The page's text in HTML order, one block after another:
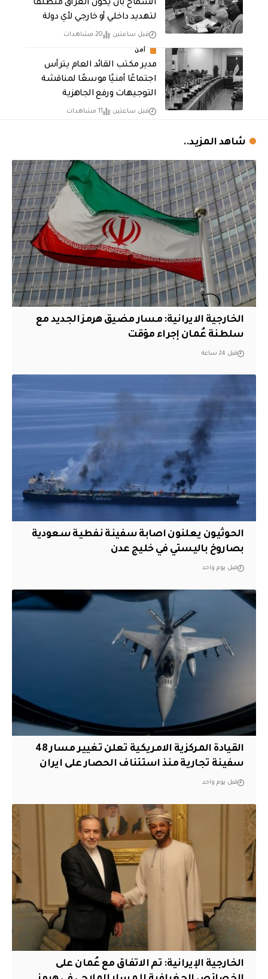
السماح بأن يكون العراق منطلقاً
لتهديد داخلي أو خارجي لأي دولة
قبل ساعتين 20 مشاهدات
أمن
مدير مكتب القائد العام يترأس
اجتماعًا أمنيًا موسعًا لمناقشة
التوجيهات ورفع الجاهزية
قبل ساعتين 11 مشاهدات
شاهد المزيد..
الخارجية الايرانية: مسار مضيق هرمز الجديد مع
سلطنة عُمان إجراء مؤقت
قبل 24 ساعة
الحوثيون يعلنون اصابة سفينة نفطية سعودية
بصاروخ باليستي في خليج عدن
قبل يوم واحد
القيادة المركزية الامريكية تعلن تغيير مسار 48
سفينة تجارية منذ استئناف الحصار على ايران
قبل يوم واحد
‏الخارجية الإيرانية: تم الاتفاق مع عُمان على